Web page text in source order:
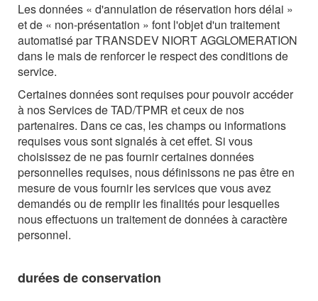
Les données « d'annulation de réservation hors délai »
et de « non-présentation » font l'objet d'un traitement
automatisé par TRANSDEV NIORT AGGLOMERATION
dans le mais de renforcer le respect des conditions de
service.
Certaines données sont requises pour pouvoir accéder
à nos Services de TAD/TPMR et ceux de nos
partenaires. Dans ce cas, les champs ou informations
requises vous sont signalés à cet effet. Si vous
choisissez de ne pas fournir certaines données
personnelles requises, nous définissons ne pas être en
mesure de vous fournir les services que vous avez
demandés ou de remplir les finalités pour lesquelles
nous effectuons un traitement de données à caractère
personnel.
durées de conservation